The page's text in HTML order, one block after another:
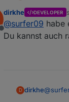
Offline
dirkhe DEVELOPER
@surfer09 habe
Du kannst auch
D dirkhe@